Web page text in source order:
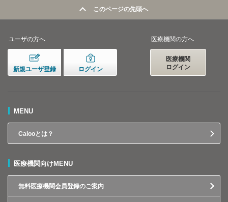
このページの先頭へ
ユーザの方へ
新規ユーザ登録 ログイン
医療機関の方へ
医療機関
ログイン
MENU
Calooとは？
医療機関向けMENU
無料医療機関会員登録のご案内